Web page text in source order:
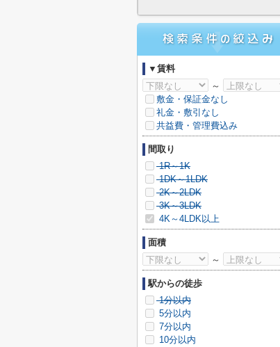
▼賃料
～
敷金・保証金なし
礼金・敷引なし
共益費・管理費込み
間取り
1R～1K
1DK～1LDK
2K～2LDK
3K～3LDK
4K～4LDK以上
面積
～
駅からの徒歩
1分以内
5分以内
7分以内
10分以内